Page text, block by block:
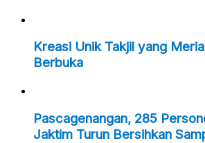
Kreasi Unik Takjil yang
Berbuka
Pascagenangan, 285
Jaktim Turun Bersihkan